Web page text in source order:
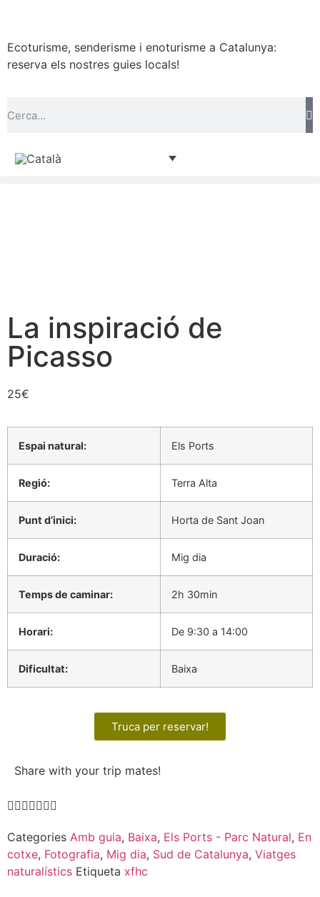
Ecoturisme, senderisme i enoturisme a Catalunya:
reserva els nostres guies locals!
La inspiració de
Picasso
25€
Espai natural: Els Ports
Regió: Terra Alta
Punt d’inici: Horta de Sant Joan
Duració: Mig dia
Temps de caminar: 2h 30min
Horari: De 9:30 a 14:00
Dificultat: Baixa
Truca per reservar!
Share with your trip mates!
Categories Amb guia, Baixa, Els Ports - Parc Natural, En
cotxe, Fotografia, Mig dia, Sud de Catalunya, Viatges
naturalístics Etiqueta xfhc